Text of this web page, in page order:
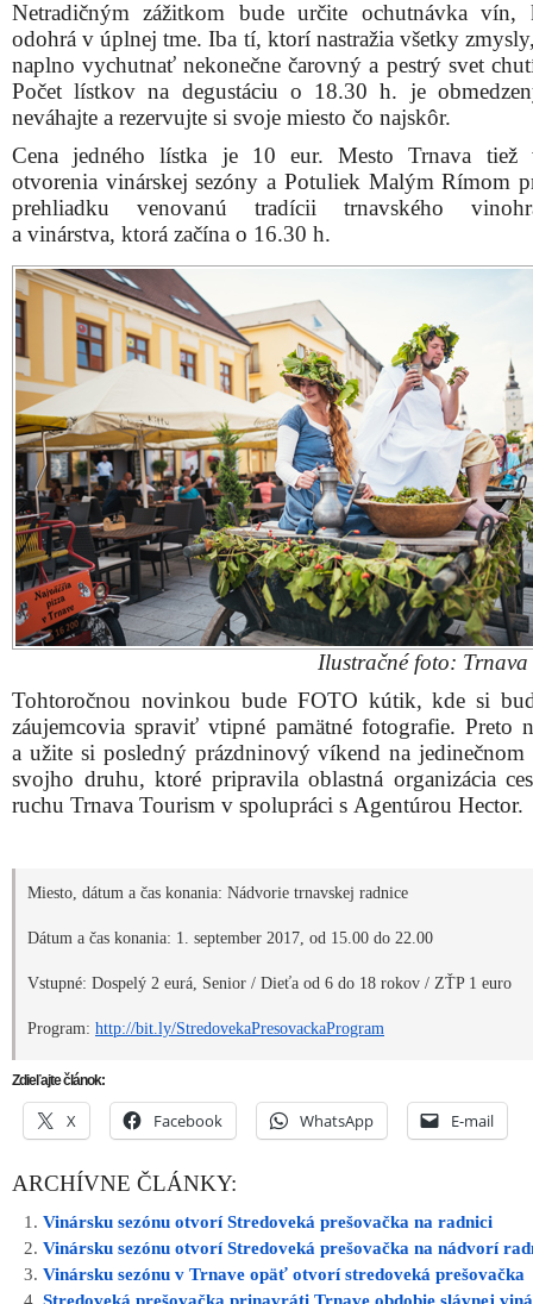
Netradičným zážitkom bude určite ochutnávka vín,
odohrá v úplnej tme. Iba tí, ktorí nastražia všetky
naplno vychutnať nekonečne čarovný a pestrý svet
Počet lístkov na degustáciu o 18.30 h. je
neváhajte a rezervujte si svoje miesto čo najskôr.
Cena jedného lístka je 10 eur. Mesto Trnava tiež
otvorenia vinárskej sezóny a Potuliek Malým Rímom
prehliadku venovanú tradícii trnavského
a vinárstva, ktorá začína o 16.30 h.
Ilustračné foto: Trnava
Tohtoročnou novinkou bude FOTO kútik, kde si
záujemcovia spraviť vtipné pamätné fotografie. Preto
a užite si posledný prázdninový víkend na jedinečnom
svojho druhu, ktoré pripravila oblastná organizácia
ruchu Trnava Tourism v spolupráci s Agentúrou Hector.
Miesto, dátum a čas konania: Nádvorie trnavskej radnice
Dátum a čas konania: 1. september 2017, od 15.00 do 22.00
Vstupné: Dospelý 2 eurá, Senior / Dieťa od 6 do 18 rokov / ZŤP 1 euro
Program: http://bit.ly/StredovekaPresovackaProgram
Zdieľajte článok:
X Facebook WhatsApp E-mail
ARCHÍVNE ČLÁNKY:
Vinársku sezónu otvorí Stredoveká prešovačka na radnici
Vinársku sezónu otvorí Stredoveká prešovačka na nádvorí
Vinársku sezónu v Trnave opäť otvorí stredoveká prešovačka